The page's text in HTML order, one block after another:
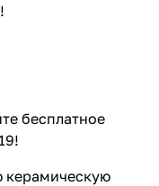
бесплатное
керамическую